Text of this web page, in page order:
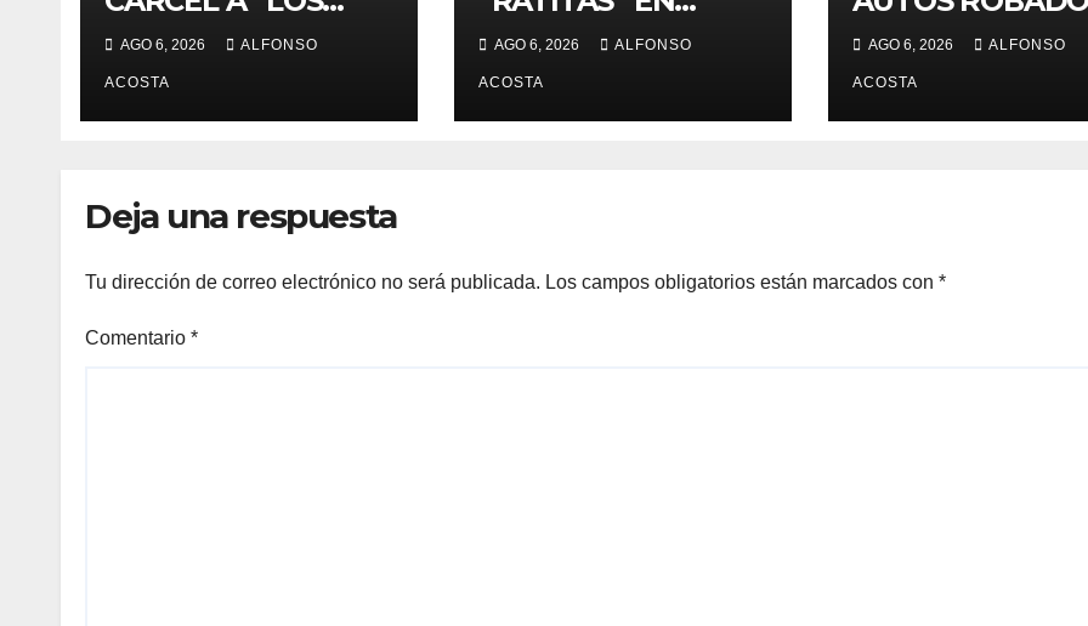
JOCKERS”
AGO 6, 2026 ALFONSO
ACOSTA
TOLUCA
AGO 6, 2026 ALFONSO
ACOSTA
AGO 6, 2026 ALFONSO
ACOSTA
Deja una respuesta
Tu dirección de correo electrónico no será publicada. Los campos obligatorios están marcados con *
Comentario *